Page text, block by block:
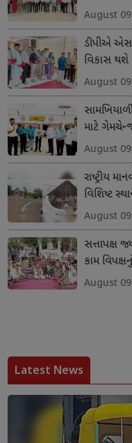
August
ડીપીએ
વિકાસ થશે
August
માટે
August
રાષ્ટ્રીય
વિશિષ્ટ
August
સત્તાપક્ષ
કામ વિપક્ષનું
August
Latest News